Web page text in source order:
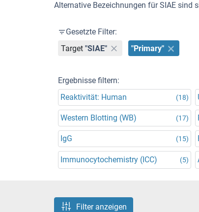
Alternative Bezeichnungen für SIAE sind
Gesetzte Filter:
Target "SIAE" "Primary"
Ergebnisse filtern:
Reaktivität: Human
(18)
Western Blotting (WB) (17)
IgG (15)
Immunocytochemistry (ICC) (5)
Filter anzeigen